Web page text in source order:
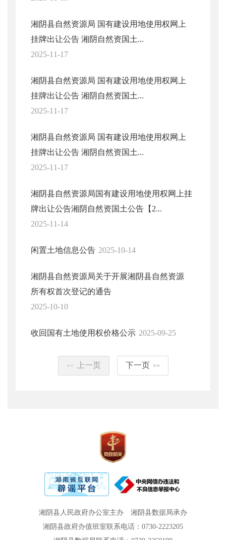
湘阴县自然资源局 国有建设用地使用权网上
挂牌出让公告 湘阴自然资国土...
2025-11-17
湘阴县自然资源局 国有建设用地使用权网上
挂牌出让公告 湘阴自然资国土...
2025-11-17
湘阴县自然资源局 国有建设用地使用权网上
挂牌出让公告 湘阴自然资国土...
2025-11-17
湘阴县自然资源局国有建设用地使用权网上挂
牌出让公告湘阴自然资国土公告【2...
2025-11-14
闲置土地信息公告 2025-10-14
湘阴县自然资源局关于开展湘阴县自然资源
所有权首次登记的通告
2025-10-10
收回国有土地使用权价格公示 2025-09-25
<< 上一页 下一页 >>
湘阴县人民政府办公室主办
湘阴县数据局承办
湘阴县政府办值班室联系电话：0730-2223205